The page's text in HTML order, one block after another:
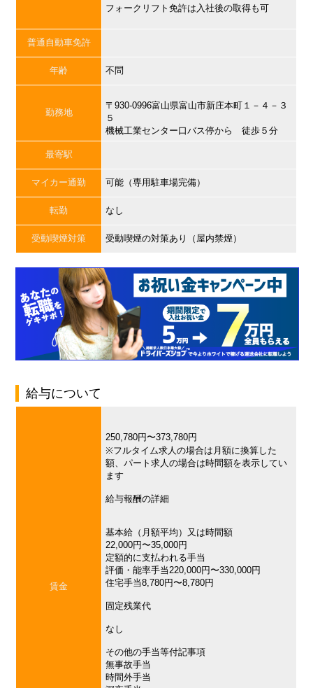
フォークリフト免許は入社後の取得も可
普通自動車免許
年齢 不問
勤務地
〒930-0996富山県富山市新庄本町１－４－３
５
機械工業センター口バス停から 徒歩５分
最寄駅
マイカー通勤 可能（専用駐車場完備）
転勤 なし
受動喫煙対策 受動喫煙の対策あり（屋内禁煙）
給与について
賃金
250,780円〜373,780円
※フルタイム求人の場合は月額に換算した
額、パート求人の場合は時間額を表示してい
ます
給与報酬の詳細
基本給（月額平均）又は時間額
22,000円〜35,000円
定額的に支払われる手当
評価・能率手当220,000円〜330,000円
住宅手当8,780円〜8,780円
固定残業代
なし
その他の手当等付記事項
無事故手当
時間外手当